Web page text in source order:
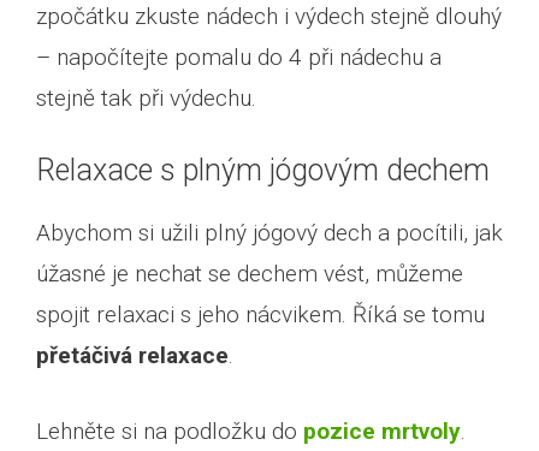
zpočátku zkuste nádech i výdech stejně dlouhý
– napočítejte pomalu do 4 při nádechu a
stejně tak při výdechu.
Relaxace s plným jógovým dechem
Abychom si užili plný jógový dech a pocítili, jak
úžasné je nechat se dechem vést, můžeme
spojit relaxaci s jeho nácvikem. Říká se tomu
přetáčivá relaxace.
Lehněte si na podložku do pozice mrtvoly.